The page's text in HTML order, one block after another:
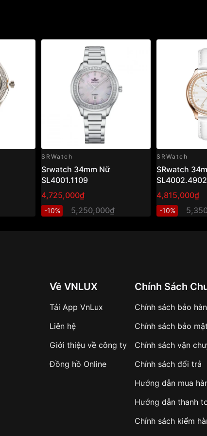
SRWatch
Srwatch 34mm Nữ
SL4001.1109
4,725,000₫
-10% 5,250,000₫
SRWatch
SRwatch
SL4002.4902
4,815,000₫
-10%
Về VNLUX
Tải App VnLux
Liên hệ
Giới thiệu về công ty
Đồng hồ Online
Chính Sách
Chính sách bảo
Chính sách bảo mật
Chính sách vận
Chính sách đổi trả
Hướng dẫn mua
Hướng dẫn thanh
Chính sách kiểm